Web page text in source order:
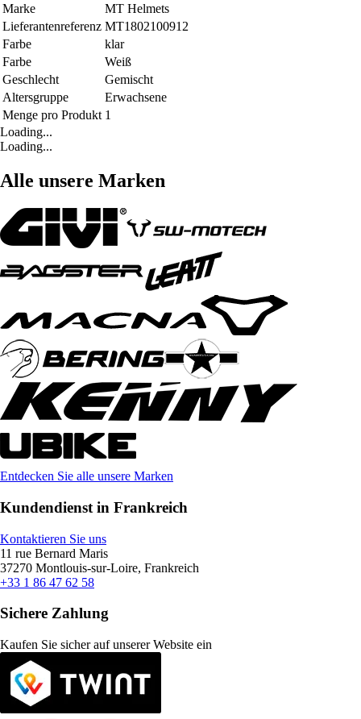
Marke
MT Helmets
Lieferantenreferenz MT1802100912
Farbe
klar
Farbe
Weiß
Geschlecht
Gemischt
Altersgruppe
Erwachsene
Menge pro Produkt 1
Loading...
Loading...
Alle unsere Marken
Entdecken Sie alle unsere Marken
Kundendienst in Frankreich
Kontaktieren Sie uns
11 rue Bernard Maris
37270 Montlouis-sur-Loire, Frankreich
+33 1 86 47 62 58
Sichere Zahlung
Kaufen Sie sicher auf unserer Website ein